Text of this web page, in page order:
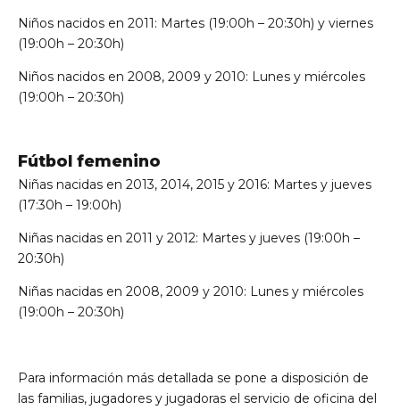
Niños nacidos en 2011: Martes (19:00h – 20:30h) y viernes
(19:00h – 20:30h)
Niños nacidos en 2008, 2009 y 2010: Lunes y miércoles
(19:00h – 20:30h)
Fútbol femenino
Niñas nacidas en 2013, 2014, 2015 y 2016: Martes y jueves
(17:30h – 19:00h)
Niñas nacidas en 2011 y 2012: Martes y jueves (19:00h –
20:30h)
Niñas nacidas en 2008, 2009 y 2010: Lunes y miércoles
(19:00h – 20:30h)
Para información más detallada se pone a disposición de
las familias, jugadores y jugadoras el servicio de oficina del